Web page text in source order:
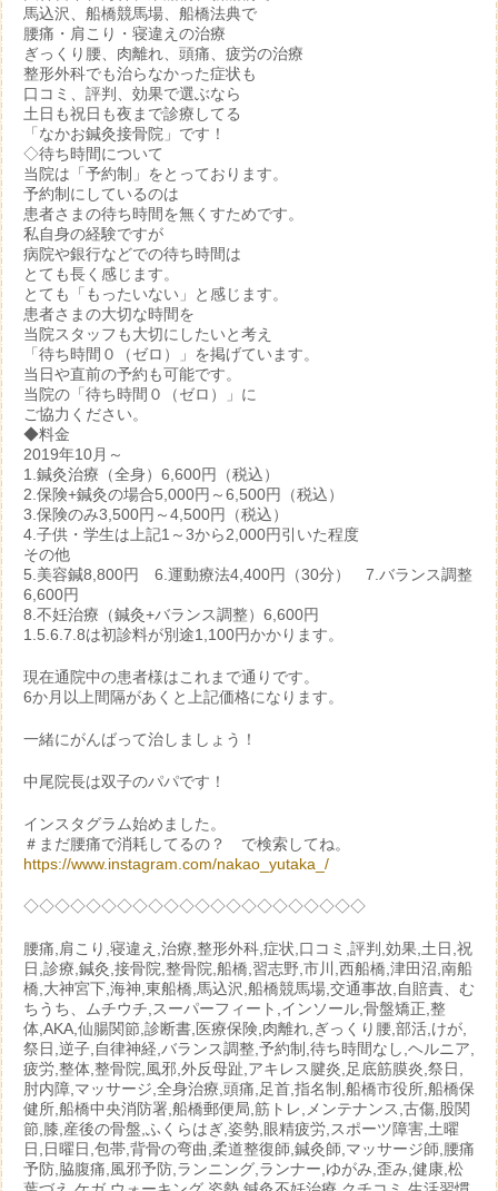
馬込沢、船橋競馬場、船橋法典で
腰痛・肩こり・寝違えの治療
ぎっくり腰、肉離れ、頭痛、疲労の治療
整形外科でも治らなかった症状も
口コミ、評判、効果で選ぶなら
土日も祝日も夜まで診療してる
「なかお鍼灸接骨院」です！
◇待ち時間について
当院は「予約制」をとっております。
予約制にしているのは
患者さまの待ち時間を無くすためです。
私自身の経験ですが
病院や銀行などでの待ち時間は
とても長く感じます。
とても「もったいない」と感じます。
患者さまの大切な時間を
当院スタッフも大切にしたいと考え
「待ち時間０（ゼロ）」を掲げています。
当日や直前の予約も可能です。
当院の「待ち時間０（ゼロ）」に
ご協力ください。
◆料金
2019年10月～
1.鍼灸治療（全身）6,600円（税込）
2.保険+鍼灸の場合5,000円～6,500円（税込）
3.保険のみ3,500円～4,500円（税込）
4.子供・学生は上記1～3から2,000円引いた程度
その他
5.美容鍼8,800円 6.運動療法4,400円（30分） 7.バランス調整
6,600円
8.不妊治療（鍼灸+バランス調整）6,600円
1.5.6.7.8は初診料が別途1,100円かかります。
現在通院中の患者様はこれまで通りです。
6か月以上間隔があくと上記価格になります。
一緒にがんばって治しましょう！
中尾院長は双子のパパです！
インスタグラム始めました。
＃まだ腰痛で消耗してるの？ で検索してね。
https://www.instagram.com/nakao_yutaka_/
◇◇◇◇◇◇◇◇◇◇◇◇◇◇◇◇◇◇◇◇◇◇
腰痛,肩こり,寝違え,治療,整形外科,症状,口コミ,評判,効果,土日,祝
日,診療,鍼灸,接骨院,整骨院,船橋,習志野,市川,西船橋,津田沼,南船
橋,大神宮下,海神,東船橋,馬込沢,船橋競馬場,交通事故,自賠責、む
ちうち、ムチウチ,スーパーフィート,インソール,骨盤矯正,整
体,AKA,仙腸関節,診断書,医療保険,肉離れ,ぎっくり腰,部活,けが,
祭日,逆子,自律神経,バランス調整,予約制,待ち時間なし,ヘルニア,
疲労,整体,整骨院,風邪,外反母趾,アキレス腱炎,足底筋膜炎,祭日,
肘内障,マッサージ,全身治療,頭痛,足首,指名制,船橋市役所,船橋保
健所,船橋中央消防署,船橋郵便局,筋トレ,メンテナンス,古傷,股関
節,膝,産後の骨盤,ふくらはぎ,姿勢,眼精疲労,スポーツ障害,土曜
日,日曜日,包帯,背骨の弯曲,柔道整復師,鍼灸師,マッサージ師,腰痛
予防,脇腹痛,風邪予防,ランニング,ランナー,ゆがみ,歪み,健康,松